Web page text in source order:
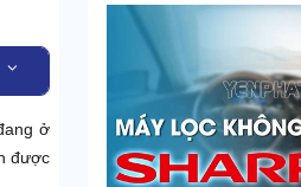
ở
được